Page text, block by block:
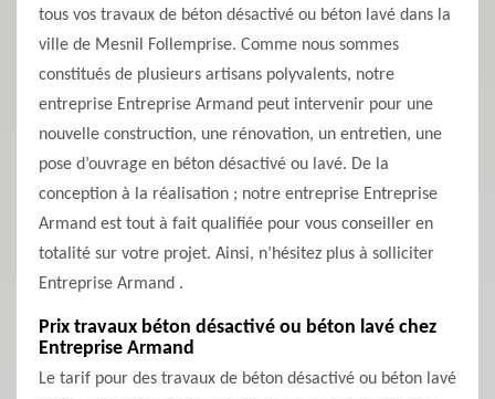
tous vos travaux de béton désactivé ou béton lavé dans la
ville de Mesnil Follemprise. Comme nous sommes
constitués de plusieurs artisans polyvalents, notre
entreprise Entreprise Armand peut intervenir pour une
nouvelle construction, une rénovation, un entretien, une
pose d’ouvrage en béton désactivé ou lavé. De la
conception à la réalisation ; notre entreprise Entreprise
Armand est tout à fait qualifiée pour vous conseiller en
totalité sur votre projet. Ainsi, n’hésitez plus à solliciter
Entreprise Armand .
Prix travaux béton désactivé ou béton lavé chez
Entreprise Armand
Le tarif pour des travaux de béton désactivé ou béton lavé